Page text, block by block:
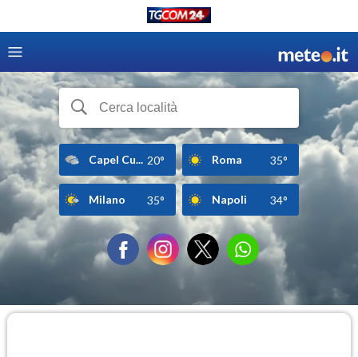
Capel Cu... 20° Roma 35°
Milano 35° Napoli 34°